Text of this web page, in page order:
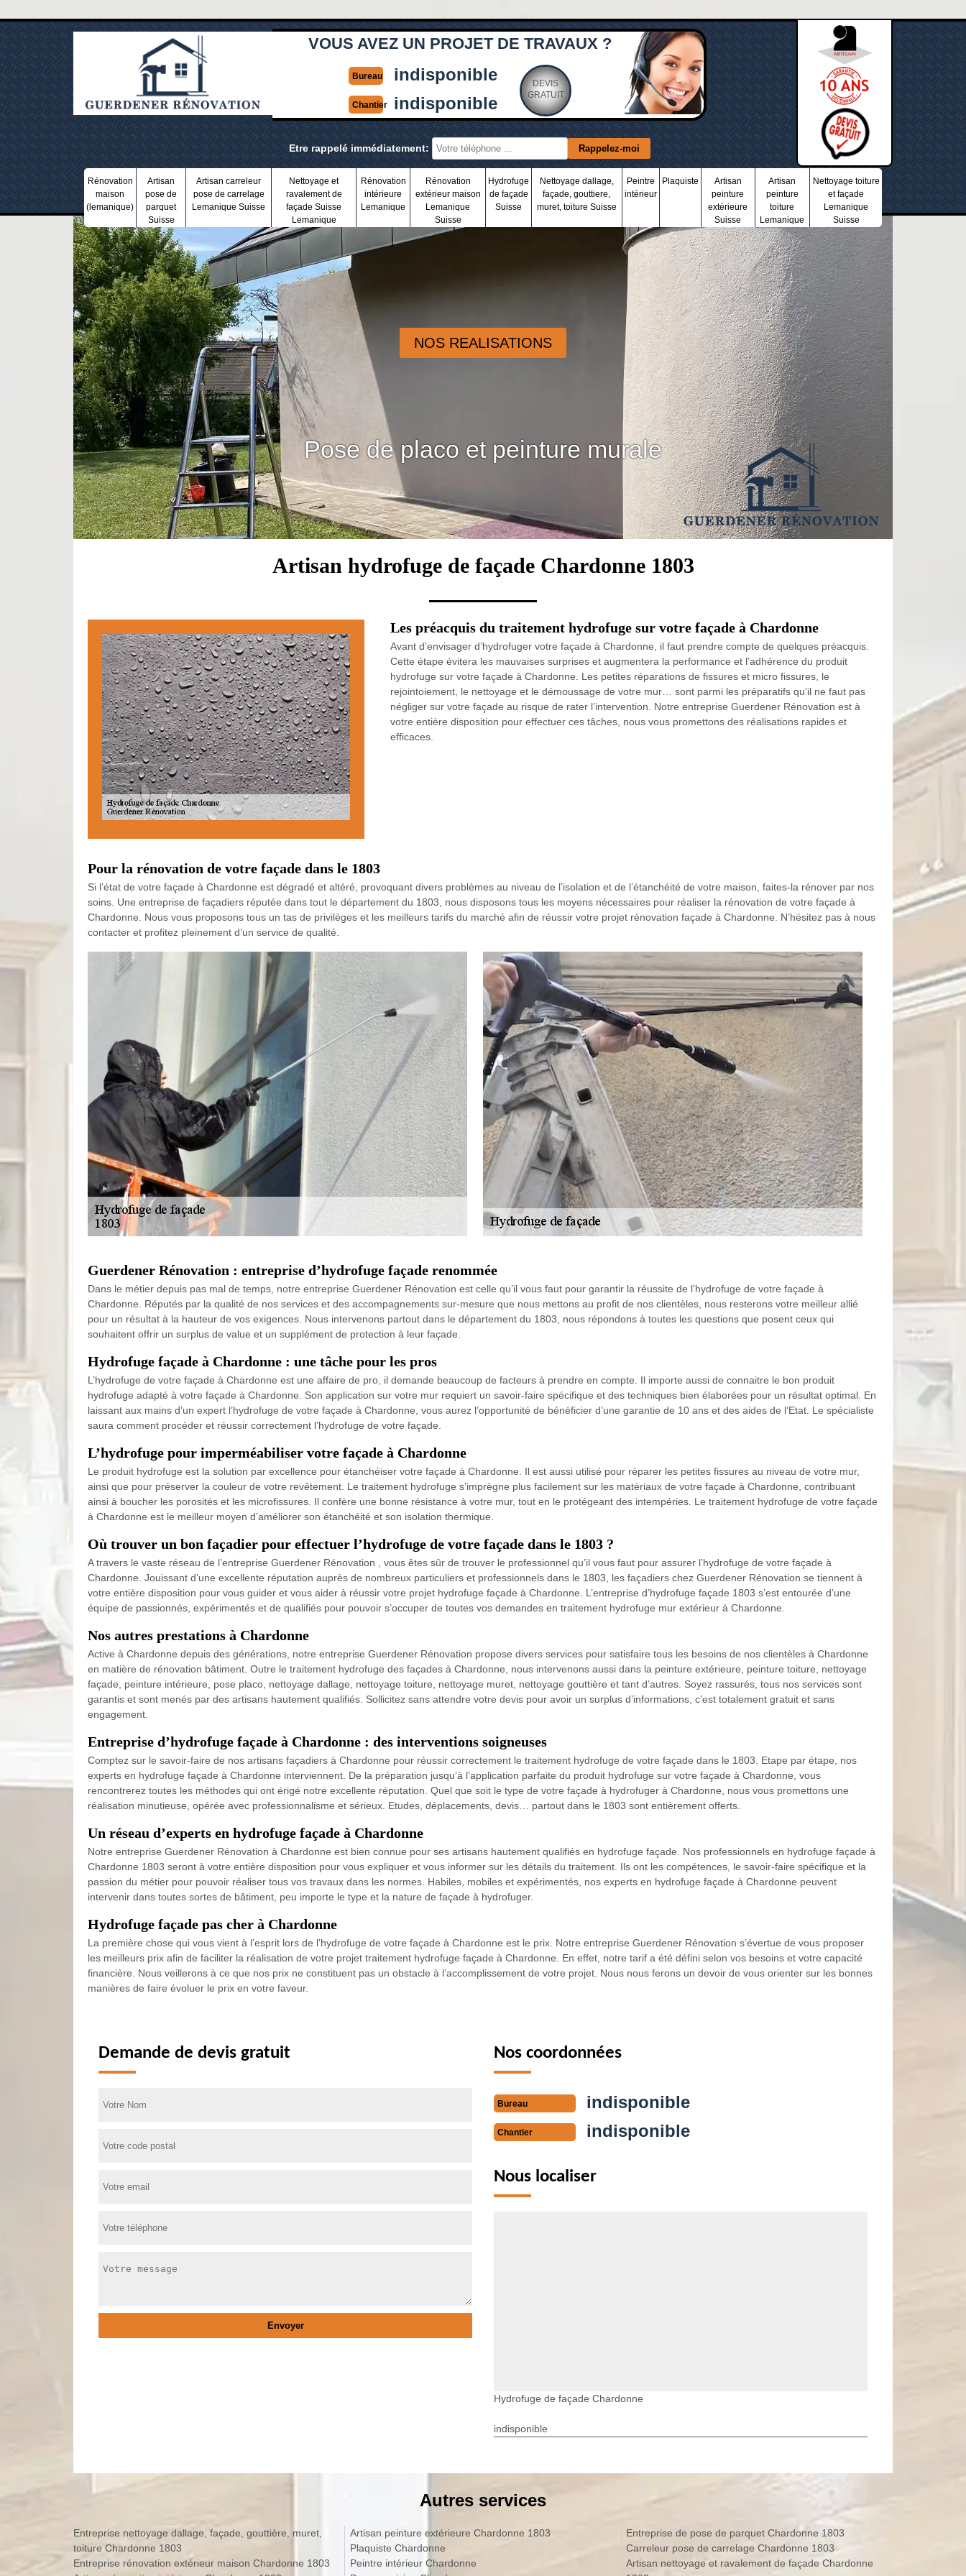
VOUS AVEZ UN PROJET DE TRAVAUX ?
Bureau indisponible
Chantier indisponible
DEVIS
GRATUIT
Etre rappelé immédiatement:
Rénovation
maison
(lemanique)
Artisan
pose de
parquet
Suisse
Artisan carreleur
pose de carrelage
Lemanique Suisse
Nettoyage et
ravalement de
façade Suisse
Lemanique
Rénovation
intérieure
Lemanique
Rénovation
extérieur maison
Lemanique
Suisse
Hydrofuge
de façade
Suisse
Nettoyage dallage,
façade, gouttiere,
muret, toiture Suisse
Peintre
intérieur
Plaquiste
Artisan
peinture
extérieure
Suisse
Artisan
peinture
toiture
Lemanique
Nettoyage toiture
et façade
Lemanique
Suisse
NOS REALISATIONS
Pose de placo et peinture murale
Artisan hydrofuge de façade Chardonne 1803
Les préacquis du traitement hydrofuge sur votre façade à Chardonne
Avant d’envisager d’hydrofuger votre façade à Chardonne, il faut prendre compte de quelques préacquis.
Cette étape évitera les mauvaises surprises et augmentera la performance et l’adhérence du produit
hydrofuge sur votre façade à Chardonne. Les petites réparations de fissures et micro fissures, le
rejointoiement, le nettoyage et le démoussage de votre mur… sont parmi les préparatifs qu’il ne faut pas
négliger sur votre façade au risque de rater l’intervention. Notre entreprise Guerdener Rénovation est à
votre entière disposition pour effectuer ces tâches, nous vous promettons des réalisations rapides et
efficaces.
Pour la rénovation de votre façade dans le 1803
Si l’état de votre façade à Chardonne est dégradé et altéré, provoquant divers problèmes au niveau de l’isolation et de l’étanchéité de votre maison, faites-la rénover par nos
soins. Une entreprise de façadiers réputée dans tout le département du 1803, nous disposons tous les moyens nécessaires pour réaliser la rénovation de votre façade à
Chardonne. Nous vous proposons tous un tas de privilèges et les meilleurs tarifs du marché afin de réussir votre projet rénovation façade à Chardonne. N’hésitez pas à nous
contacter et profitez pleinement d’un service de qualité.
Guerdener Rénovation : entreprise d’hydrofuge façade renommée
Dans le métier depuis pas mal de temps, notre entreprise Guerdener Rénovation est celle qu’il vous faut pour garantir la réussite de l’hydrofuge de votre façade à
Chardonne. Réputés par la qualité de nos services et des accompagnements sur-mesure que nous mettons au profit de nos clientèles, nous resterons votre meilleur allié
pour un résultat à la hauteur de vos exigences. Nous intervenons partout dans le département du 1803, nous répondons à toutes les questions que posent ceux qui
souhaitent offrir un surplus de value et un supplément de protection à leur façade.
Hydrofuge façade à Chardonne : une tâche pour les pros
L’hydrofuge de votre façade à Chardonne est une affaire de pro, il demande beaucoup de facteurs à prendre en compte. Il importe aussi de connaitre le bon produit
hydrofuge adapté à votre façade à Chardonne. Son application sur votre mur requiert un savoir-faire spécifique et des techniques bien élaborées pour un résultat optimal. En
laissant aux mains d’un expert l’hydrofuge de votre façade à Chardonne, vous aurez l’opportunité de bénéficier d’une garantie de 10 ans et des aides de l’Etat. Le spécialiste
saura comment procéder et réussir correctement l’hydrofuge de votre façade.
L’hydrofuge pour imperméabiliser votre façade à Chardonne
Le produit hydrofuge est la solution par excellence pour étanchéiser votre façade à Chardonne. Il est aussi utilisé pour réparer les petites fissures au niveau de votre mur,
ainsi que pour préserver la couleur de votre revêtement. Le traitement hydrofuge s’imprègne plus facilement sur les matériaux de votre façade à Chardonne, contribuant
ainsi à boucher les porosités et les microfissures. Il confère une bonne résistance à votre mur, tout en le protégeant des intempéries. Le traitement hydrofuge de votre façade
à Chardonne est le meilleur moyen d’améliorer son étanchéité et son isolation thermique.
Où trouver un bon façadier pour effectuer l’hydrofuge de votre façade dans le 1803 ?
A travers le vaste réseau de l’entreprise Guerdener Rénovation , vous êtes sûr de trouver le professionnel qu’il vous faut pour assurer l’hydrofuge de votre façade à
Chardonne. Jouissant d’une excellente réputation auprès de nombreux particuliers et professionnels dans le 1803, les façadiers chez Guerdener Rénovation se tiennent à
votre entière disposition pour vous guider et vous aider à réussir votre projet hydrofuge façade à Chardonne. L’entreprise d’hydrofuge façade 1803 s’est entourée d’une
équipe de passionnés, expérimentés et de qualifiés pour pouvoir s’occuper de toutes vos demandes en traitement hydrofuge mur extérieur à Chardonne.
Nos autres prestations à Chardonne
Active à Chardonne depuis des générations, notre entreprise Guerdener Rénovation propose divers services pour satisfaire tous les besoins de nos clientèles à Chardonne
en matière de rénovation bâtiment. Outre le traitement hydrofuge des façades à Chardonne, nous intervenons aussi dans la peinture extérieure, peinture toiture, nettoyage
façade, peinture intérieure, pose placo, nettoyage dallage, nettoyage toiture, nettoyage muret, nettoyage gouttière et tant d’autres. Soyez rassurés, tous nos services sont
garantis et sont menés par des artisans hautement qualifiés. Sollicitez sans attendre votre devis pour avoir un surplus d’informations, c’est totalement gratuit et sans
engagement.
Entreprise d’hydrofuge façade à Chardonne : des interventions soigneuses
Comptez sur le savoir-faire de nos artisans façadiers à Chardonne pour réussir correctement le traitement hydrofuge de votre façade dans le 1803. Etape par étape, nos
experts en hydrofuge façade à Chardonne interviennent. De la préparation jusqu’à l’application parfaite du produit hydrofuge sur votre façade à Chardonne, vous
rencontrerez toutes les méthodes qui ont érigé notre excellente réputation. Quel que soit le type de votre façade à hydrofuger à Chardonne, nous vous promettons une
réalisation minutieuse, opérée avec professionnalisme et sérieux. Etudes, déplacements, devis… partout dans le 1803 sont entièrement offerts.
Un réseau d’experts en hydrofuge façade à Chardonne
Notre entreprise Guerdener Rénovation à Chardonne est bien connue pour ses artisans hautement qualifiés en hydrofuge façade. Nos professionnels en hydrofuge façade à
Chardonne 1803 seront à votre entière disposition pour vous expliquer et vous informer sur les détails du traitement. Ils ont les compétences, le savoir-faire spécifique et la
passion du métier pour pouvoir réaliser tous vos travaux dans les normes. Habiles, mobiles et expérimentés, nos experts en hydrofuge façade à Chardonne peuvent
intervenir dans toutes sortes de bâtiment, peu importe le type et la nature de façade à hydrofuger.
Hydrofuge façade pas cher à Chardonne
La première chose qui vous vient à l’esprit lors de l’hydrofuge de votre façade à Chardonne est le prix. Notre entreprise Guerdener Rénovation s’évertue de vous proposer
les meilleurs prix afin de faciliter la réalisation de votre projet traitement hydrofuge façade à Chardonne. En effet, notre tarif a été défini selon vos besoins et votre capacité
financière. Nous veillerons à ce que nos prix ne constituent pas un obstacle à l’accomplissement de votre projet. Nous nous ferons un devoir de vous orienter sur les bonnes
manières de faire évoluer le prix en votre faveur.
Demande de devis gratuit Nos coordonnées
Bureau indisponible
Chantier indisponible
Nous localiser
Hydrofuge de façade Chardonne
indisponible
Autres services
Entreprise nettoyage dallage, façade, gouttière, muret,
toiture Chardonne 1803
Entreprise rénovation extérieur maison Chardonne 1803
Artisan peinture extérieure Chardonne 1803
Plaquiste Chardonne
Peintre intérieur Chardonne
Entreprise de pose de parquet Chardonne 1803
Carreleur pose de carrelage Chardonne 1803
Artisan nettoyage et ravalement de façade Chardonne